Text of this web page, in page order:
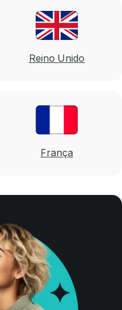
Reino Unido
França